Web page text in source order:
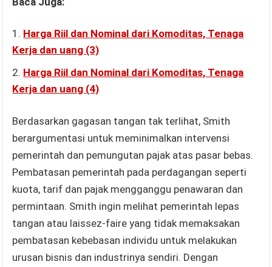
Harga Riil dan Nominal dari Komoditas, Tenaga
Kerja dan uang (3)
Harga Riil dan Nominal dari Komoditas, Tenaga
Kerja dan uang (4)
Berdasarkan gagasan tangan tak terlihat, Smith
berargumentasi untuk meminimalkan intervensi
pemerintah dan pemungutan pajak atas pasar bebas.
Pembatasan pemerintah pada perdagangan seperti
kuota, tarif dan pajak mengganggu penawaran dan
permintaan. Smith ingin melihat pemerintah lepas
tangan atau laissez-faire yang tidak memaksakan
pembatasan kebebasan individu untuk melakukan
urusan bisnis dan industrinya sendiri. Dengan